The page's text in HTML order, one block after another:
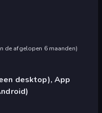
de afgelopen 6 maanden)
desktop), App